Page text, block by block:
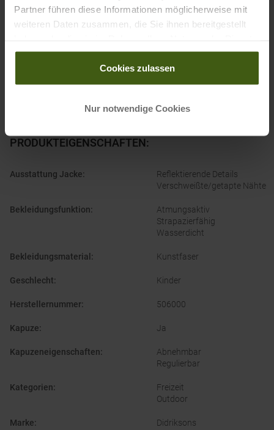
Partner führen diese Informationen möglicherweise mit
weiteren Daten zusammen, die Sie ihnen bereitgestellt
gesammelt haben.
Cookies zulassen
Nur notwendige Cookies
Postanschrift des Herstellers:Prognosgatan 8, SE-504 64 Boras,
Sweden
PRODUKTEIGENSCHAFTEN:
Ausstattung Jacke:
Reflektierende Details
Verschweißte/getapte Nähte
Bekleidungsfunktion:
Atmungsaktiv
Strapazierfähig
Wasserdicht
Bekleidungsmaterial : Kunstfaser
Geschlecht: Kinder
Herstellernummer: 506000
Kapuze: Ja
Kapuzeneigenschaften:
Abnehmbar
Regulierbar
Kategorien:
Freizeit
Outdoor
Marke: Didriksons